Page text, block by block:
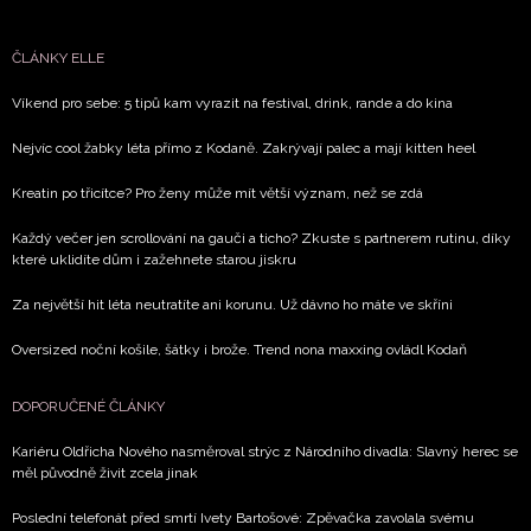
ČLÁNKY ELLE
Víkend pro sebe: 5 tipů kam vyrazit na festival, drink, rande a do kina
Nejvíc cool žabky léta přímo z Kodaně. Zakrývají palec a mají kitten heel
Kreatin po třicítce? Pro ženy může mít větší význam, než se zdá
Každý večer jen scrollování na gauči a ticho? Zkuste s partnerem rutinu, díky
které uklidíte dům i zažehnete starou jiskru
Za největší hit léta neutratíte ani korunu. Už dávno ho máte ve skříni
Oversized noční košile, šátky i brože. Trend nona maxxing ovládl Kodaň
DOPORUČENÉ ČLÁNKY
Kariéru Oldřicha Nového nasměroval strýc z Národního divadla: Slavný herec se
měl původně živit zcela jinak
Poslední telefonát před smrtí Ivety Bartošové: Zpěvačka zavolala svému